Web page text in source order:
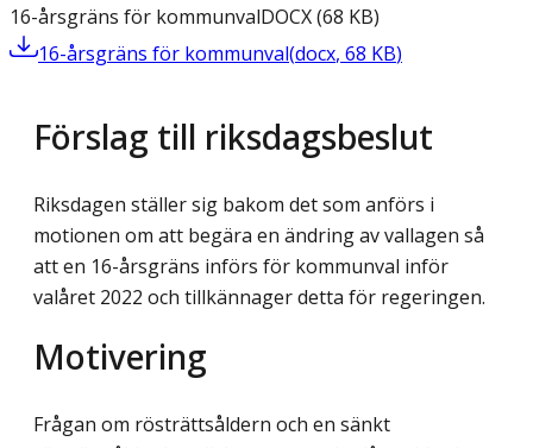
16-årsgräns för kommunvalDOCX(68 KB)
16-årsgräns för kommunval(docx, 68 KB)
Förslag till riksdagsbeslut
Riksdagen ställer sig bakom det som anförs i
motionen om att begära en ändring av vallagen så
att en 16-årsgräns införs för kommunval inför
valåret 2022 och tillkännager detta för regeringen.
Motivering
Frågan om rösträttsåldern och en sänkt